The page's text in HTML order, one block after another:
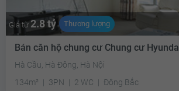
Giá từ 2.8 tỷ Thương lượng
Bán căn hộ chung cư Chung cư
Hà Cầu, Hà Đông, Hà Nội
134m²
3PN 2 WC Đông Bắc